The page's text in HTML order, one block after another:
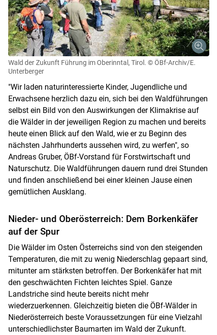
Wald der Zukunft Führung im Oberinntal, Tirol. © ÖBf-Archiv/E.
Unterberger
"Wir laden naturinteressierte Kinder, Jugendliche und
Erwachsene herzlich dazu ein, sich bei den Waldführungen
selbst ein Bild von den Auswirkungen der Klimakrise auf
die Wälder in der jeweiligen Region zu machen und bereits
heute einen Blick auf den Wald, wie er zu Beginn des
nächsten Jahrhunderts aussehen wird, zu werfen", so
Andreas Gruber, ÖBf-Vorstand für Forstwirtschaft und
Naturschutz. Die Waldführungen dauern rund drei Stunden
und finden anschließend bei einer kleinen Jause einen
gemütlichen Ausklang.
Nieder- und Oberösterreich: Dem Borkenkäfer
auf der Spur
Die Wälder im Osten Österreichs sind von den steigenden
Temperaturen, die mit zu wenig Niederschlag gepaart sind,
mitunter am stärksten betroffen. Der Borkenkäfer hat mit
den geschwächten Fichten leichtes Spiel. Ganze
Landstriche sind heute bereits nicht mehr
wiederzuerkennen. Gleichzeitig bieten die ÖBf-Wälder in
Niederösterreich beste Voraussetzungen für eine Vielzahl
unterschiedlichster Baumarten im Wald der Zukunft.